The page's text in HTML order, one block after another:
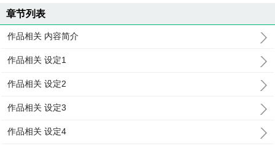
章节列表
作品相关 内容简介
作品相关 设定1
作品相关 设定2
作品相关 设定3
作品相关 设定4